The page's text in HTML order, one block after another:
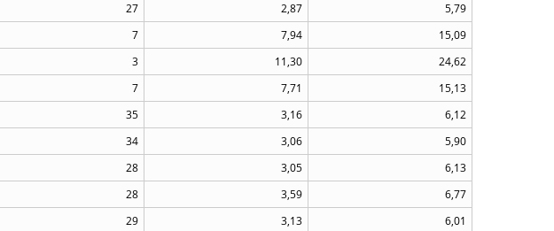
27 2,87
5,79
7 7,94
15,09
3 11,30
24,62
7 7,71
15,13
35 3,16
6,12
34 3,06
5,90
28 3,05
6,13
28 3,59
6,77
29 3,13
6,01